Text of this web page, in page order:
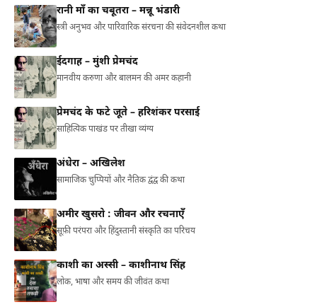
रानी माँ का चबूतरा – मन्नू भंडारी
स्त्री अनुभव और पारिवारिक संरचना की संवेदनशील कथा
ईदगाह – मुंशी प्रेमचंद
मानवीय करुणा और बालमन की अमर कहानी
प्रेमचंद के फटे जूते – हरिशंकर परसाई
साहित्यिक पाखंड पर तीखा व्यंग्य
अंधेरा – अखिलेश
सामाजिक चुप्पियों और नैतिक द्वंद्व की कथा
अमीर खुसरो : जीवन और रचनाएँ
सूफ़ी परंपरा और हिंदुस्तानी संस्कृति का परिचय
काशी का अस्सी – काशीनाथ सिंह
लोक, भाषा और समय की जीवंत कथा